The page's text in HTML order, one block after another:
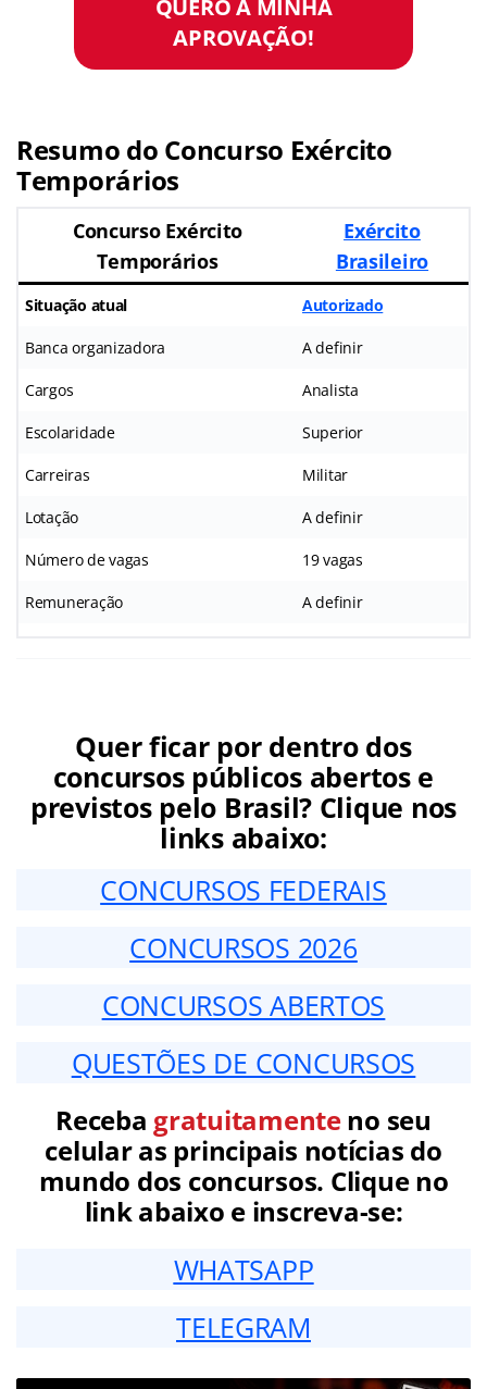
QUERO A MINHA
APROVAÇÃO!
Resumo do Concurso Exército
Temporários
Concurso Exército
Temporários
Exército
Brasileiro
Situação atual Autorizado
Banca organizadora A definir
Cargos Analista
Escolaridade Superior
Carreiras Militar
Lotação A definir
Número de vagas 19 vagas
Remuneração A definir
Quer ficar por dentro dos
concursos públicos abertos e
previstos pelo Brasil? Clique nos
links abaixo:
CONCURSOS FEDERAIS
CONCURSOS 2026
CONCURSOS ABERTOS
QUESTÕES DE CONCURSOS
Receba gratuitamenteno seu
celular as principais notícias do
mundo dos concursos. Clique no
link abaixo e inscreva-se:
WHATSAPP
TELEGRAM